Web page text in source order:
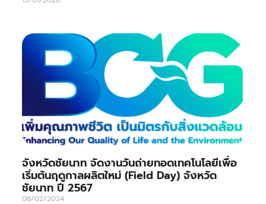
จังหวัดชัยนาท จัดงานวันถ่ายทอดเทคโนโลยีเพื่อ
เริ่มต้นฤดูกาลผลิตใหม่ (Field Day) จังหวัด
ชัยนาท ปี 2567
06/02/2024